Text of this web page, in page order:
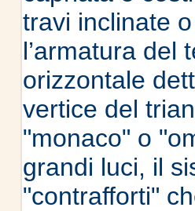
travi inclinate
l’armatura del
orizzontale
vertice del
"monaco" o
grandi luci, il
"contrafforti"